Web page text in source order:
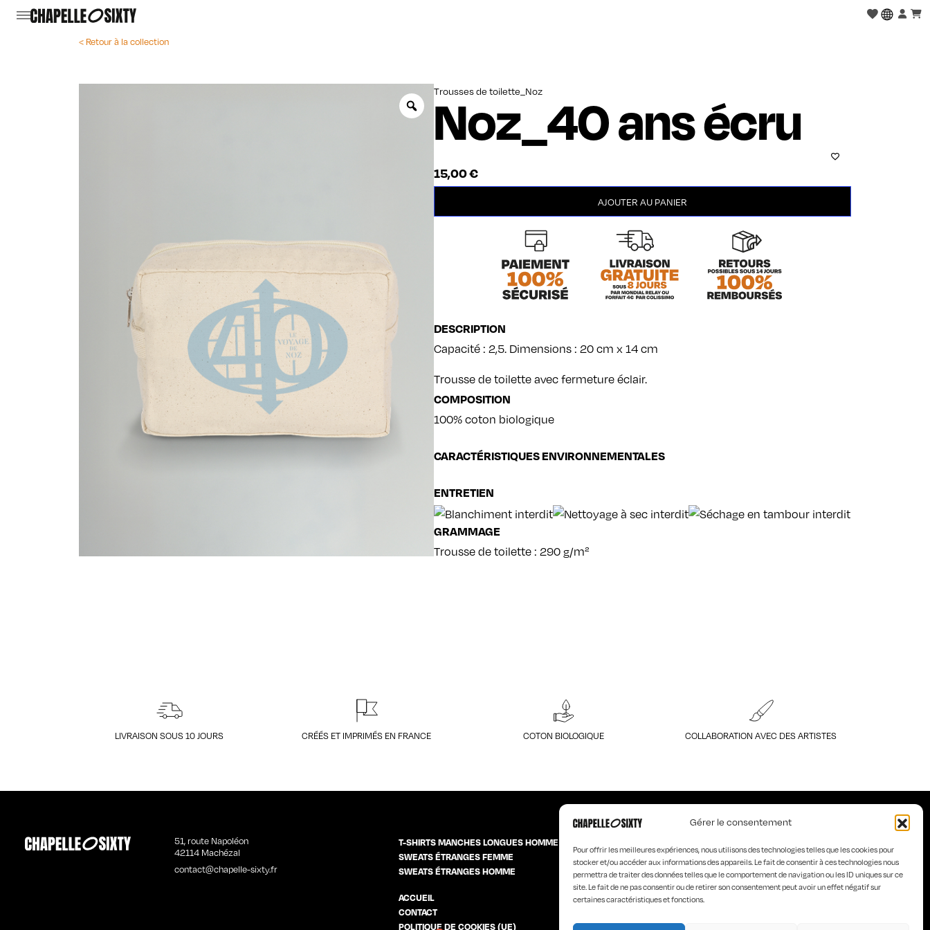
Gérer le consentement
Pour offrir les meilleures expériences, nous utilisons des technologies telles que les cookies pour
stocker et/ou accéder aux informations des appareils. Le fait de consentir à ces technologies nous
permettra de traiter des données telles que le comportement de navigation ou les ID uniques sur ce
site. Le fait de ne pas consentir ou de retirer son consentement peut avoir un effet négatif sur
certaines caractéristiques et fonctions.
< Retour à la collection
Zoom
Trousses de toilette_Noz
Noz_40 ans écru
15,00€
AJOUTER AU PANIER
DESCRIPTION
Capacité : 2,5. Dimensions : 20 cm x 14 cm
Trousse de toilette avec fermeture éclair.
COMPOSITION
100% coton biologique
CARACTÉRISTIQUES ENVIRONNEMENTALES
ENTRETIEN
GRAMMAGE
Trousse de toilette : 290 g/m²
LIVRAISON SOUS 10 JOURS CRÉÉS ET IMPRIMÉS EN FRANCE COTON BIOLOGIQUE COLLABORATION AVEC DES ARTISTES
51, route Napoléon
42114 Machézal
contact@chapelle-sixty.fr
T-SHIRTS MANCHES LONGUES HOMME
SWEATS ÉTRANGES FEMME
SWEATS ÉTRANGES HOMME
ACCUEIL LA MARQUE
CONTACT
POLITIQUE DE COOKIES (UE)